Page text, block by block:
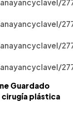
Guardado
cirugía plástica